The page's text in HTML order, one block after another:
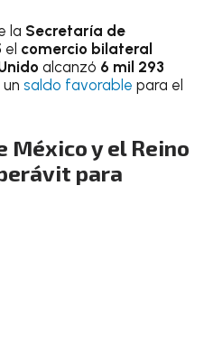
la Secretaría de
el comercio bilateral
alcanzó 6 mil 293
un saldo favorable para el
México y el Reino
para